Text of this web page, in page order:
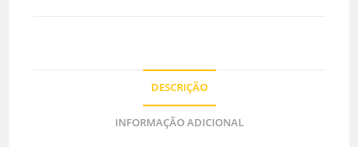
DESCRIÇÃO
INFORMAÇÃO ADICIONAL